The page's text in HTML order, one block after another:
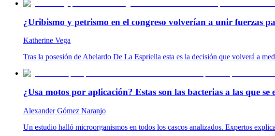
¿Uribismo y petrismo en el congreso volverían a unir fuerzas
Katherine Vega
Tras la posesión de Abelardo De La Espriella esta es la decisión que volverá a
¿Usa motos por aplicación? Estas son las bacterias a las que se
Alexander Gómez Naranjo
Un estudio halló microorganismos en todos los cascos analizados. Expertos